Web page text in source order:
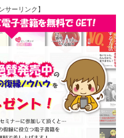
サーリンク】